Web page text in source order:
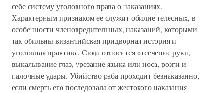
себе систему уголовного права о наказаниях.
Характерным признаком ее служит обилие телесных, в
особенности членовредительных, наказаний, которыми
так обильны византийская придворная история и
уголовная практика. Сюда относится отсечение руки,
выкалывание глаз, урезание языка или носа, розги и
палочные удары. Убийство раба проходит безнаказанно,
если смерть его последовала от жестокого наказания